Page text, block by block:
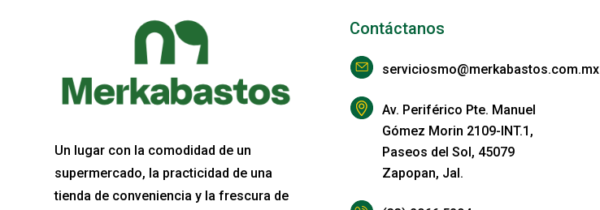
Un lugar con la comodidad de un
supermercado, la practicidad de una
tienda de conveniencia y la frescura de
Contáctanos
serviciosmo@merkabastos.com.mx
Av. Periférico Pte. Manuel
Gómez Morin 2109-INT.1,
Paseos del Sol, 45079
Zapopan, Jal.